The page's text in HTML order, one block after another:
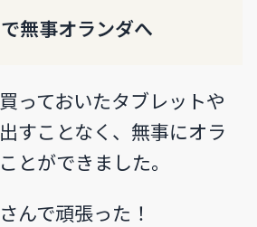
無事オランダへ
っておいたタブレットや
すことなく、無事にオラ
とができました。
んで頑張った！